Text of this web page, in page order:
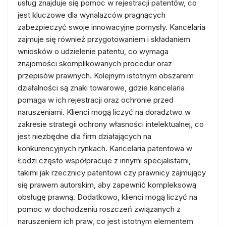
usług znajduje się pomoc w rejestracji patentów, co
jest kluczowe dla wynalazców pragnących
zabezpieczyć swoje innowacyjne pomysły. Kancelaria
zajmuje się również przygotowaniem i składaniem
wniosków o udzielenie patentu, co wymaga
znajomości skomplikowanych procedur oraz
przepisów prawnych. Kolejnym istotnym obszarem
działalności są znaki towarowe, gdzie kancelaria
pomaga w ich rejestracji oraz ochronie przed
naruszeniami. Klienci mogą liczyć na doradztwo w
zakresie strategii ochrony własności intelektualnej, co
jest niezbędne dla firm działających na
konkurencyjnych rynkach. Kancelaria patentowa w
Łodzi często współpracuje z innymi specjalistami,
takimi jak rzecznicy patentowi czy prawnicy zajmujący
się prawem autorskim, aby zapewnić kompleksową
obsługę prawną. Dodatkowo, klienci mogą liczyć na
pomoc w dochodzeniu roszczeń związanych z
naruszeniem ich praw, co jest istotnym elementem